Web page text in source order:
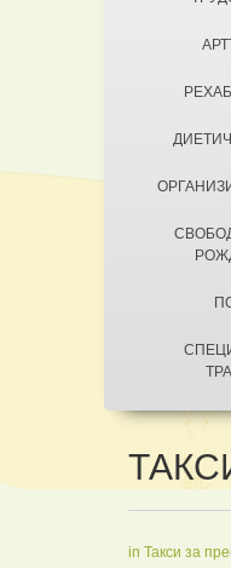
ЗА
УСЛОВИЯ
ТАКСИ
Такси
in Такси за